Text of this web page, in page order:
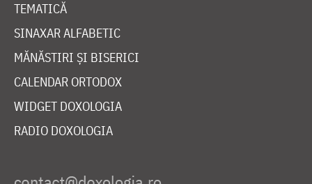
TEMATICĂ
SINAXAR ALFABETIC
MĂNĂSTIRI ȘI BISERICI
CALENDAR ORTODOX
WIDGET DOXOLOGIA
RADIO DOXOLOGIA